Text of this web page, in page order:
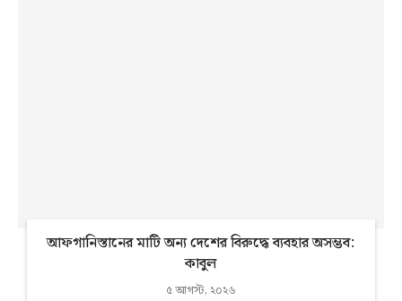
আফগানিস্তানের মাটি অন্য দেশের বিরুদ্ধে ব্যবহার অসম্ভব:
কাবুল
৫ আগস্ট, ২০২৬